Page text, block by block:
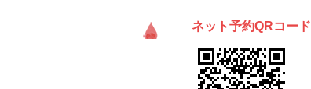
ネット予約QRコード